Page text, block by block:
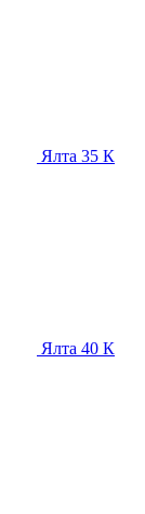
Ялта 35 К
Ялта 40 К